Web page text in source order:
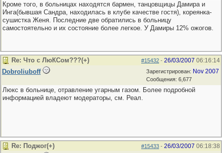
Кроме того, в больницах находятся бармен, танцовщицы Дамира и
Инга(бывшая Сандра, находилась в клубе качестве гостя), кореянка-
сушистка Женя. Последние две обратились в больницу
самостоятельно и их состояние более легкое. У Дамиры 12% ожогов.
#15432 - 26/03/2007 06:16:14
Re: Что с ЛюКСом???(+)
Зарегистрирован: Nov 2007
Сообщения: 6,677
Dobroliuboff
Люкс в больнице, отравление угарным газом. Более подробной
информацией владеют модераторы, см. Реал.
#15433 - 26/03/2007 06:18:38
Re: Поджог(+)